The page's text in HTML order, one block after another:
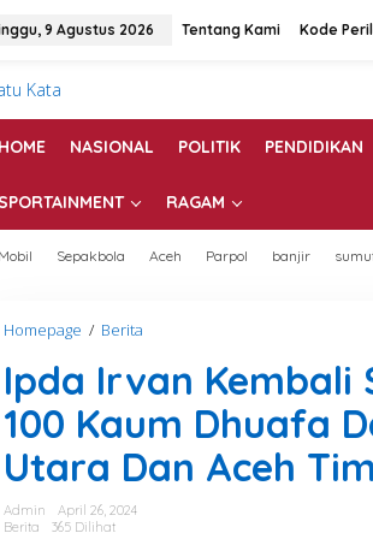
9 Agustus 2026 Tentang Kami Kode
HOME NASIONAL POLITIK PENDIDIKAN
RAGAM
Mobil Sepakbola Aceh Parpol banjir
Homepage / Berita
d
a
I
r
v
a
Ipda Irvan Kembali
100 Kaum Dhuafa
Utara Dan Aceh
Admin
April 26, 2024
Berita
365 Dilihat